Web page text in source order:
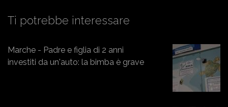
Ti potrebbe interessare
Marche - Padre e figlia di 2 anni
investiti da un'auto: la bimba è grave